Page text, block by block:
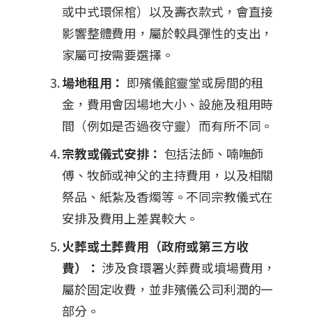
或中式環保棺）以及壽衣款式，會直接
影響整體費用，屬於較具彈性的支出，
家屬可按需要選擇。
場地租用： 即殯儀館靈堂或房間的租
金，費用會因場地大小、設施及租用時
間（例如是否過夜守靈）而有所不同。
宗教或儀式安排： 包括法師、喃嘸師
傅、牧師或神父的主持費用，以及相關
祭品、紙紮及香燭等。不同宗教儀式在
安排及費用上差異較大。
火葬或土葬費用（政府或第三方收
費）： 涉及食環署火葬費或墳場費用，
屬於固定收費，並非殯儀公司利潤的一
部分。